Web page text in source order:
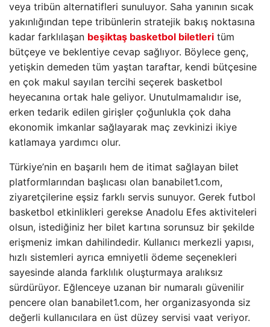
veya tribün alternatifleri sunuluyor. Saha yanının sıcak
yakınlığından tepe tribünlerin stratejik bakış noktasına
kadar farklılaşan beşiktaş basketbol biletleri tüm
bütçeye ve beklentiye cevap sağlıyor. Böylece genç,
yetişkin demeden tüm yaştan taraftar, kendi bütçesine
en çok makul sayılan tercihi seçerek basketbol
heyecanına ortak hale geliyor. Unutulmamalıdır ise,
erken tedarik edilen girişler çoğunlukla çok daha
ekonomik imkanlar sağlayarak maç zevkinizi ikiye
katlamaya yardımcı olur.
Türkiye’nin en başarılı hem de itimat sağlayan bilet
platformlarından başlıcası olan banabilet1.com,
ziyaretçilerine eşsiz farklı servis sunuyor. Gerek futbol
basketbol etkinlikleri gerekse Anadolu Efes aktiviteleri
olsun, istediğiniz her bilet kartına sorunsuz bir şekilde
erişmeniz imkan dahilindedir. Kullanıcı merkezli yapısı,
hızlı sistemleri ayrıca emniyetli ödeme seçenekleri
sayesinde alanda farklılık oluşturmaya aralıksız
sürdürüyor. Eğlenceye uzanan bir numaralı güvenilir
pencere olan banabilet1.com, her organizasyonda siz
değerli kullanıcılara en üst düzey servisi vaat veriyor.